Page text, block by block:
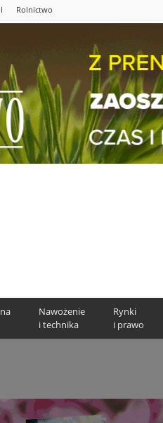
Rolnictwo
Nawożenie
i technika
Rynki
i prawo